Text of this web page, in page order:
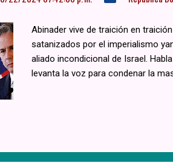
Abinader vive de traición en
satanizados por el imperialismo
aliado incondicional de Israel.
levanta la voz para condenar la